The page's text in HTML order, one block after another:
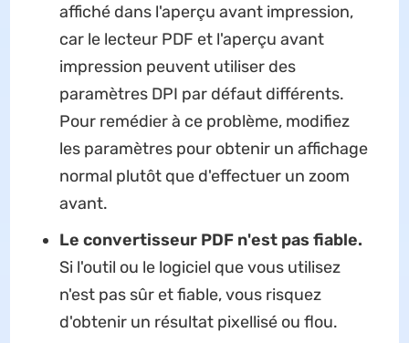
affiché dans l'aperçu avant impression,
car le lecteur PDF et l'aperçu avant
impression peuvent utiliser des
paramètres DPI par défaut différents.
Pour remédier à ce problème, modifiez
les paramètres pour obtenir un affichage
normal plutôt que d'effectuer un zoom
avant.
Le convertisseur PDF n'est pas fiable.
Si l'outil ou le logiciel que vous utilisez
n'est pas sûr et fiable, vous risquez
d'obtenir un résultat pixellisé ou flou.